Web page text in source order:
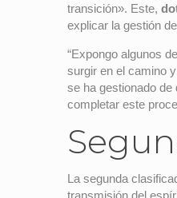
transición». Este,
explicar la gestión
“Expongo algunos
surgir en el camino
se ha gestionado
completar este
La segunda